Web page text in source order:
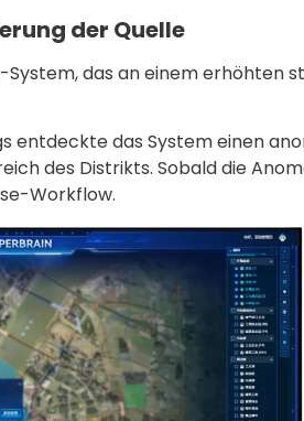
der Quelle
das an einem erhöhten
entdeckte das System einen
des Distrikts. Sobald die
Workflow.